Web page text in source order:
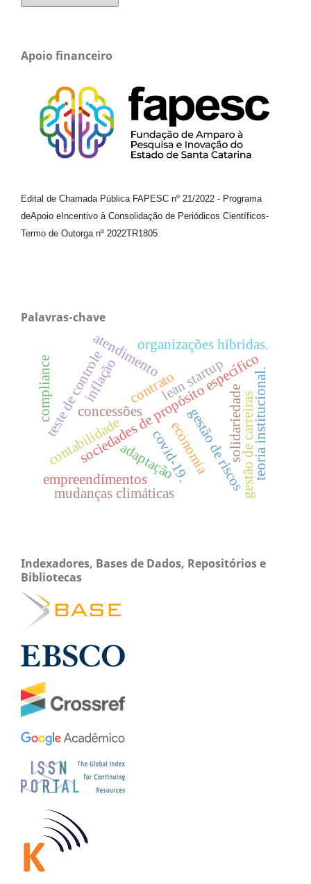
Apoio financeiro
Edital de Chamada Pública FAPESC nº 21/2022 - Programa
deApoio e Incentivo à Consolidação de Periódicos Científicos-
Termo de Outorga nº 2022TR1805
Palavras-chave
covid-19.
concessões
sociedades de propósito específico
organizações híbridas.
teoria institucional.
teste de controle
gestão de riscos
compliance lean startup
adaptação
atendimento
solidariedade
empreendimentos
economia
contabilidade
contrato
inflação
mudanças climáticas gestão de carreiras
Indexadores, Bases de Dados, Repositórios e
Bibliotecas